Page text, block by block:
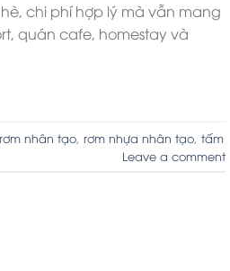
chi phí hợp lý mà vẫn mang
quán cafe, homestay và
rơm nhân tạo rơm nhựa nhân tạo tấm
Leave a comment